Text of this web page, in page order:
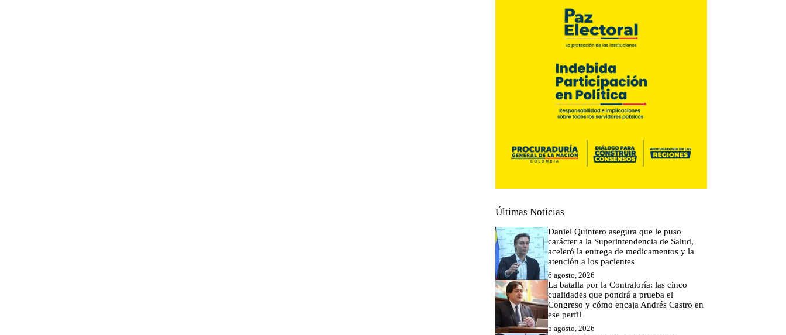
Últimas Noticias
Daniel Quintero asegura que le puso
carácter a la Superintendencia de Salud,
aceleró la entrega de medicamentos y la
atención a los pacientes
6 agosto, 2026
La batalla por la Contraloría: las cinco
cualidades que pondrá a prueba el
Congreso y cómo encaja Andrés Castro en
ese perfil
5 agosto, 2026